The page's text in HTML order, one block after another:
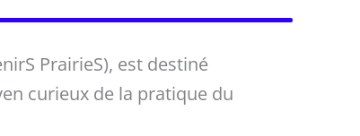
PrairieS), est destiné
curieux de la pratique du